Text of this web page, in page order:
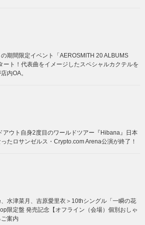
の期間限定イベント「AEROSMITH 20 ALBUMS
ート！代表曲をイメージしたスペシャルカクテルを
内OA。
アウト自身2度目のワールドツアー『Hibana』日本
たロサンゼルス・Crypto.com Arena公演が終了！
水津菜月、吉原愛里衣＞10thシングル「一瞬の花
限定盤 発売記念【オフライン（会場）個別おしゃ
案内